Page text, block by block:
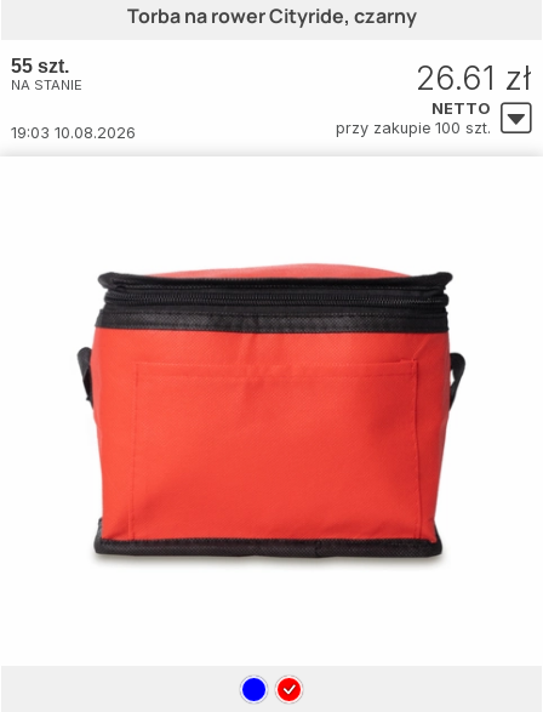
Torba na rower Cityride, czarny
55 szt.
NA STANIE
19:03 10.08.2026
26.61 zł
NETTO
przy zakupie 100 szt.